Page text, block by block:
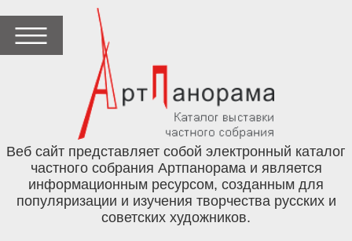
Веб сайт представляет собой электронный каталог
частного собрания Артпанорама и является
информационным ресурсом, созданным для
популяризации и изучения творчества русских и
советских художников.